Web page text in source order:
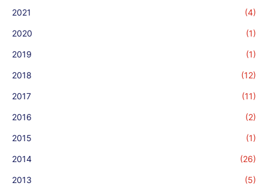
2021 (4)
2020 (1)
2019 (1)
2018 (12)
2017 (11)
2016 (2)
2015 (1)
2014 (26)
2013 (5)